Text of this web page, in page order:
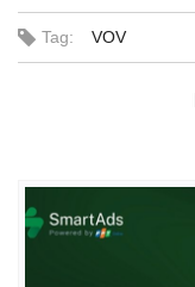
Bất động sản
Khởi nghiệp
Tag: VOV